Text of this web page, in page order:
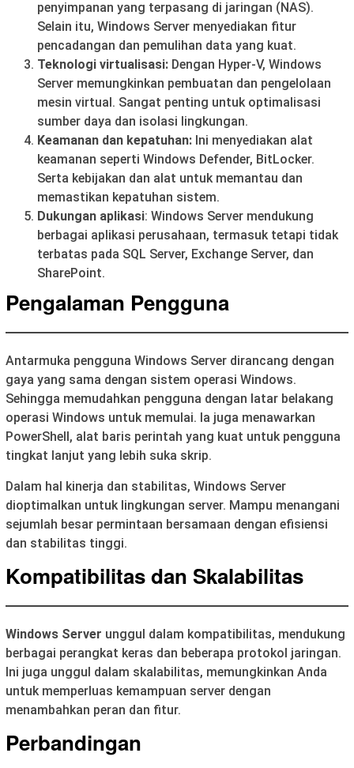
penyimpanan yang terpasang di jaringan (NAS).
Selain itu, Windows Server menyediakan fitur
pencadangan dan pemulihan data yang kuat.
Teknologi virtualisasi: Dengan Hyper-V, Windows
Server memungkinkan pembuatan dan pengelolaan
mesin virtual. Sangat penting untuk optimalisasi
sumber daya dan isolasi lingkungan.
Keamanan dan kepatuhan: Ini menyediakan alat
keamanan seperti Windows Defender, BitLocker.
Serta kebijakan dan alat untuk memantau dan
memastikan kepatuhan sistem.
Dukungan aplikasi: Windows Server mendukung
berbagai aplikasi perusahaan, termasuk tetapi tidak
terbatas pada SQL Server, Exchange Server, dan
SharePoint.
Pengalaman Pengguna
Antarmuka pengguna Windows Server dirancang dengan
gaya yang sama dengan sistem operasi Windows.
Sehingga memudahkan pengguna dengan latar belakang
operasi Windows untuk memulai. Ia juga menawarkan
PowerShell, alat baris perintah yang kuat untuk pengguna
tingkat lanjut yang lebih suka skrip.
Dalam hal kinerja dan stabilitas, Windows Server
dioptimalkan untuk lingkungan server. Mampu menangani
sejumlah besar permintaan bersamaan dengan efisiensi
dan stabilitas tinggi.
Kompatibilitas dan Skalabilitas
Windows Server unggul dalam kompatibilitas, mendukung
berbagai perangkat keras dan beberapa protokol jaringan.
Ini juga unggul dalam skalabilitas, memungkinkan Anda
untuk memperluas kemampuan server dengan
menambahkan peran dan fitur.
Perbandingan